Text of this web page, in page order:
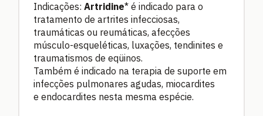
Indicações: Artridine* é indicado para o
tratamento de artrites infecciosas,
traumáticas ou reumáticas, afecções
músculo-esqueléticas, luxações, tendinites e
traumatismos de eqüinos.
Também é indicado na terapia de suporte em
infecções pulmonares agudas, miocardites
e endocardites nesta mesma espécie.